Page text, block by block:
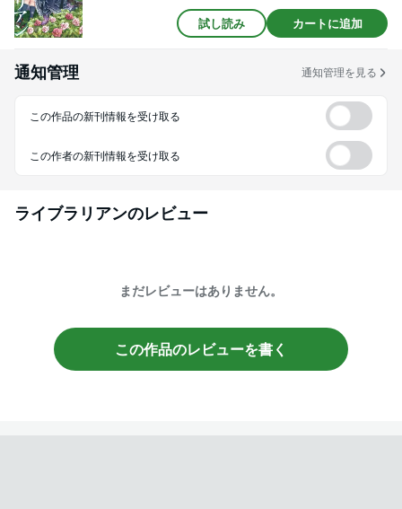
試し読み カートに追加
通知管理 通知管理を見る
この作品の新刊情報を受け取る
この作者の新刊情報を受け取る
ライブラリアンのレビュー
まだレビューはありません。
この作品のレビューを書く